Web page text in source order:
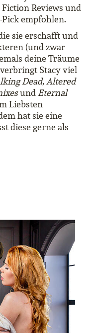
Reviews und
Pick empfohlen.
sie erschafft und
(und zwar
deine Träume
Stacy viel
Dead,Altered
und Eternal
Liebsten
hat sie eine
diese gerne als